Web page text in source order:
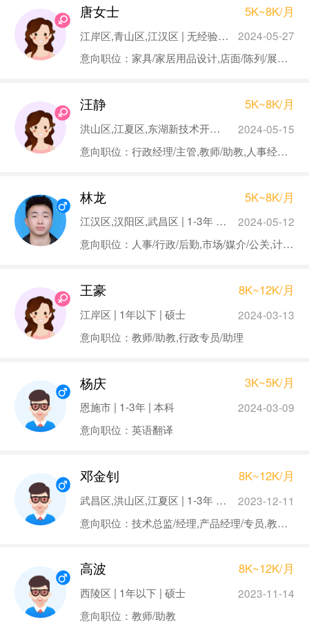
唐女士 5K~8K/月
江岸区,青山区,江汉区 | 无经验 | 大专
2024-05-27
意向职位：家具/家居用品设计,店面/陈列/展览设计,装修装潢设计,建筑
汪静 5K~8K/月
洪山区,江夏区,东湖新技术开发区 | 5-10年 | 大专
2024-05-15
意向职位：行政经理/主管,教师/助教,人事经理/主管
林龙 5K~8K/月
江汉区,汉阳区,武昌区 | 1-3年 | 大专
2024-05-12
意向职位：人事/行政/后勤,市场/媒介/公关,计算机/互联网/通信,建筑
王豪 8K~12K/月
江岸区 | 1年以下 | 硕士
2024-03-13
意向职位：教师/助教,行政专员/助理
杨庆 3K~5K/月
恩施市 | 1-3年 | 本科
2024-03-09
意向职位：英语翻译
邓金钊 8K~12K/月
武昌区,洪山区,江夏区 | 1-3年 | 硕士
2023-12-11
意向职位：技术总监/经理,产品经理/专员,教师/助教
高波 8K~12K/月
西陵区 | 1年以下 | 硕士
2023-11-14
意向职位：教师/助教